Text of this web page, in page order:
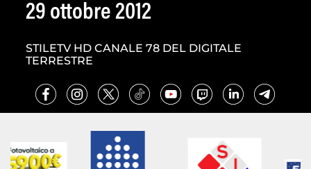
29 ottobre 2012
STILETV HD CANALE 78 DEL DIGITALE
TERRESTRE